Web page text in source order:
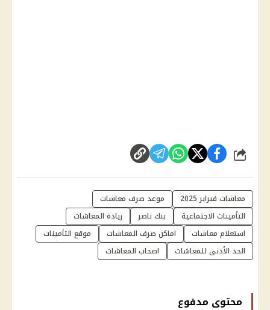
شارك
معاشات فبراير 2025
موعد صرف معاشات
التأمينات الاجتماعية
بنك ناصر
زيادة المعاشات
استعلام معاشات
اماكن صرف المعاشات
موقع التأمينات
الحد الأدنى للمعاشات
اصحاب المعاشات
محتوى مدفوع